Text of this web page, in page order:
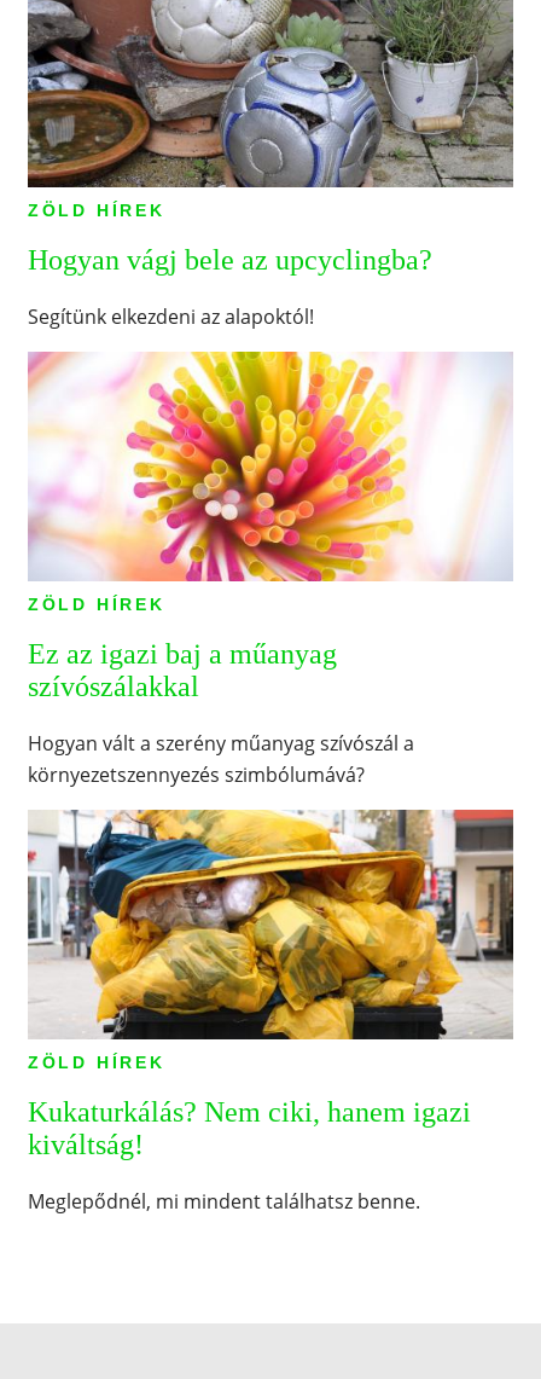
ZÖLD HÍREK
Hogyan vágj bele az upcyclingba?
Segítünk elkezdeni az alapoktól!
ZÖLD HÍREK
Ez az igazi baj a műanyag
szívószálakkal
Hogyan vált a szerény műanyag szívószál a
környezetszennyezés szimbólumává?
ZÖLD HÍREK
Kukaturkálás? Nem ciki, hanem igazi
kiváltság!
Meglepődnél, mi mindent találhatsz benne.